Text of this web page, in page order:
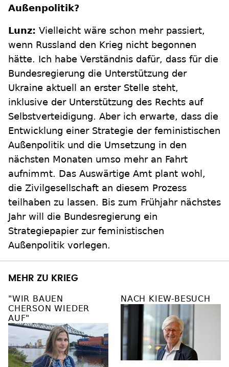
Außenpolitik?
Lunz: Vielleicht wäre schon mehr passiert,
wenn Russland den Krieg nicht begonnen
hätte. Ich habe Verständnis dafür, dass für die
Bundesregierung die Unterstützung der
Ukraine aktuell an erster Stelle steht,
inklusive der Unterstützung des Rechts auf
Selbstverteidigung. Aber ich erwarte, dass die
Entwicklung einer Strategie der feministischen
Außenpolitik und die Umsetzung in den
nächsten Monaten umso mehr an Fahrt
aufnimmt. Das Auswärtige Amt plant wohl,
die Zivilgesellschaft an diesem Prozess
teilhaben zu lassen. Bis zum Frühjahr nächstes
Jahr will die Bundesregierung ein
Strategiepapier zur feministischen
Außenpolitik vorlegen.
MEHR ZU KRIEG
"WIR BAUEN
CHERSON WIEDER
AUF"
NACH KIEW-BESUCH